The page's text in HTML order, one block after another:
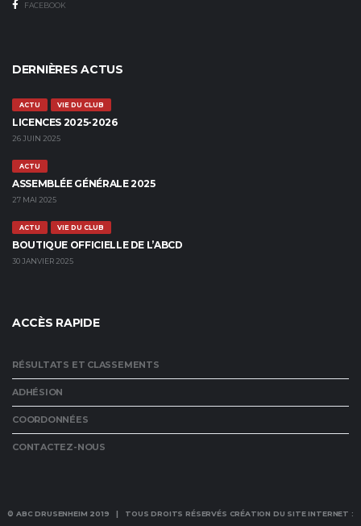
FACEBOOK
DERNIÈRES ACTUS
ACTU VIE DU CLUB
LICENCES 2025-2026
26 JUIN 2025
ACTU
ASSEMBLÉE GÉNÉRALE 2025
27 MAI 2025
ACTU VIE DU CLUB
BOUTIQUE OFFICIELLE DE L’ABCD
30 JANVIER 2025
ACCÈS RAPIDE
RÉSULTATS ET CLASSEMENTS
ADHÉSION
COORDONNÉES
CONTACTEZ-NOUS
© ABC DRUSENHEIM 2019 | TOUS DROITS RÉSERVÉS CRÉATION DU SITE INTERNET :